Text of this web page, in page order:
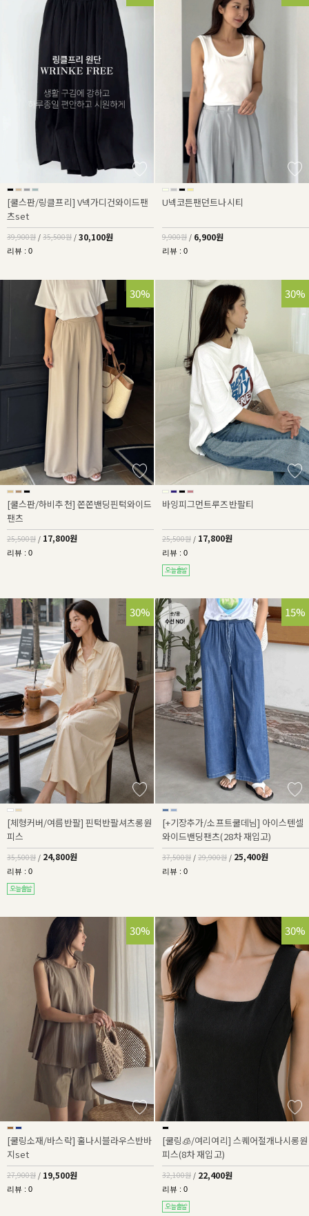
[쿨스판/링클프리] V넥가디건와이드팬
츠set
39,900원 / 35,500원 / 30,100원
리뷰 : 0
U넥코튼팬던트나시티
9,900원 / 6,900원
리뷰 : 0
30%
[쿨스판/하비추천] 쫀쫀밴딩핀턱와이드
팬츠
25,500원 / 17,800원
리뷰 : 0
30%
바잉피그먼트루즈반팔티
25,500원 / 17,800원
리뷰 : 0
30%
[체형커버/여름반팔] 핀턱반팔셔츠롱원
피스
35,500원 / 24,800원
리뷰 : 0
32%
15%
[+기장추가/소프트쿨데님] 아이스텐셀
와이드밴딩팬츠(28차 재입고)
37,500원 / 29,900원 / 25,400원
리뷰 : 0
30%
[쿨링소재/바스락] 훌나시블라우스반바
지set
27,900원 / 19,500원
리뷰 : 0
30%
[쿨링🧊/여리여리] 스퀘어절개나시롱원
피스(8차 재입고)
32,100원 / 22,400원
리뷰 : 0